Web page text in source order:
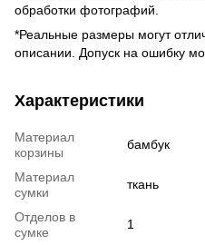
обработки фотографий.
*Реальные размеры могут
описании. Допуск на ошибку
Характеристики
Материал
корзины
бамбук
Материал
сумки
ткань
Отделов в
сумке
1